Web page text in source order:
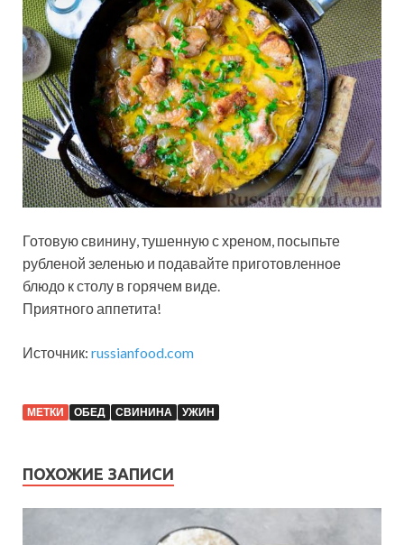
Готовую свинину, тушенную с хреном, посыпьте
рубленой зеленью и подавайте приготовленное
блюдо к столу в горячем виде.
Приятного аппетита!
Источник: russianfood.com
МЕТКИ ОБЕД СВИНИНА УЖИН
ПОХОЖИЕ ЗАПИСИ